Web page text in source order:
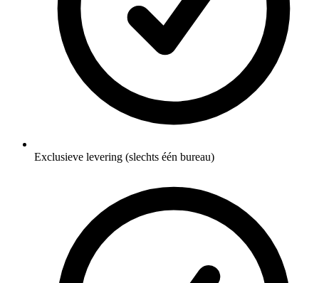
Exclusieve levering (slechts één bureau)